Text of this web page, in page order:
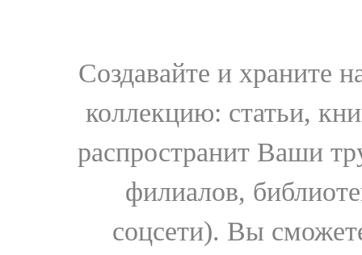
Создавайте и храните
коллекцию: статьи,
распространит Ваши
филиалов,
соцсети). Вы